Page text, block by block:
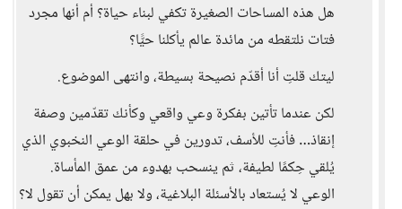
هل هذه المساحات الصغيرة تكفي لبناء حياة؟ أم أنها مجرد
فتات نلتقطه من مائدة عالم يأكلنا حيًّا؟
ليتك قلتِ أنا أقدّم نصيحة بسيطة، وانتهى الموضوع.
لكن عندما تأتين بفكرة وعي واقعي وكأنك تقدّمين وصفة
إنقاذ… فأنتِ للأسف، تدورين في حلقة الوعي النخبوي الذي
يُلقي حِكمًا لطيفة، ثم ينسحب بهدوء من عمق المأساة.
الوعي لا يُستعاد بالأسئلة البلاغية، ولا بهل يمكن أن تقول لا؟